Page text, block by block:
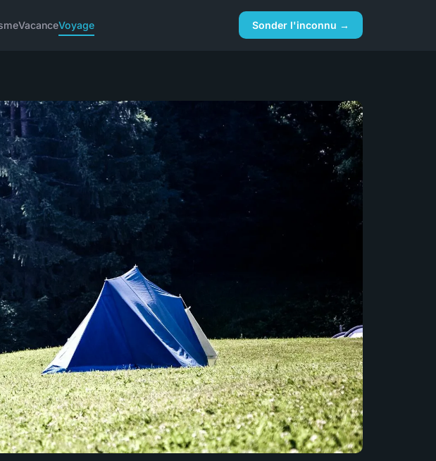
VacanceVoyage Sonder l'inconnu →